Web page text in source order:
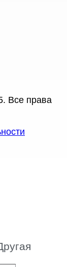
Все права